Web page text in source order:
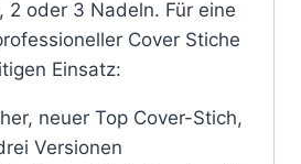
2 oder 3 Nadeln. Für eine
Cover Stiche
Einsatz:
neuer Top Cover-Stich,
Versionen